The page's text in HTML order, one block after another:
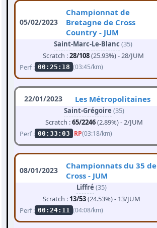
05/02/2023
Championnat de
Bretagne de Cross
Country - JUM
Saint-Marc-Le-Blanc (35)
Scratch :28/108(25.93%) - 28/JUM
Perf : 00:25:18 (03:45/km)
22/01/2023 Les Métropolitaines
Saint-Grégoire (35)
Scratch :65/2246(2.89%) - 2/JUM
Perf : 00:33:03 RP(03:18/km)
08/01/2023
Championnats du 35 de
Cross - JUM
Liffré (35)
Scratch : 13/53(24.53%) - 13/JUM
Perf : 00:24:11 (04:08/km)